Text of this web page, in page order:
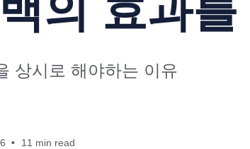
의 효과
상시로 해야하는 이유
11 min read